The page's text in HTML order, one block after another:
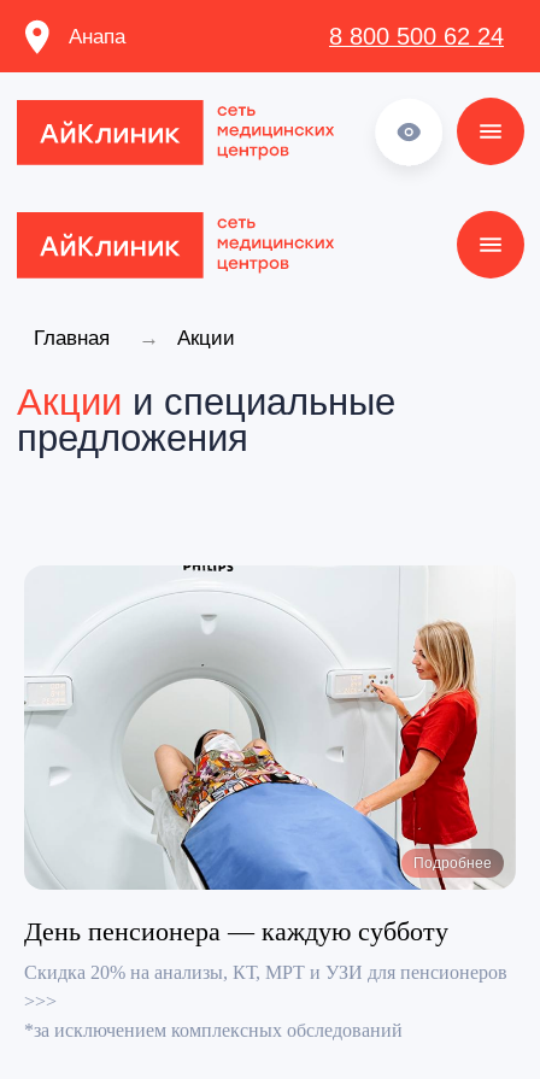
Анапа 8 800 500 62 24
Главная Акции
→
Акциии специальные
Подробнее
День пенсионера — каждую субботу
Скидка 20% на анализы, КТ, МРТ и УЗИ для пенсионеров
>>>
*за исключением комплексных обследований